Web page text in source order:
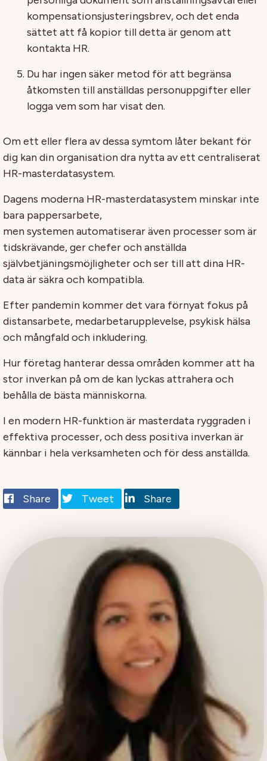
kompensationsjusteringsbrev, och det enda
sättet att få kopior till detta är genom att
kontakta HR.
Du har ingen säker metod för att begränsa
åtkomsten till anställdas personuppgifter eller
logga vem som har visat den.
Om ett eller flera av dessa symtom låter bekant för
dig kan din organisation dra nytta av ett centraliserat
HR-masterdatasystem.
Dagens moderna HR-masterdatasystem minskar inte
bara pappersarbete,
men systemen automatiserar även processer som är
tidskrävande, ger chefer och anställda
självbetjäningsmöjligheter och ser till att dina HR-
data är säkra och kompatibla.
Efter pandemin kommer det vara förnyat fokus på
distansarbete, medarbetarupplevelse, psykisk hälsa
och mångfald och inkludering.
Hur företag hanterar dessa områden kommer att ha
stor inverkan på om de kan lyckas attrahera och
behålla de bästa människorna.
I en modern HR-funktion är masterdata ryggraden i
effektiva processer, och dess positiva inverkan är
kännbar i hela verksamheten och för dess anställda.
Share Tweet Share